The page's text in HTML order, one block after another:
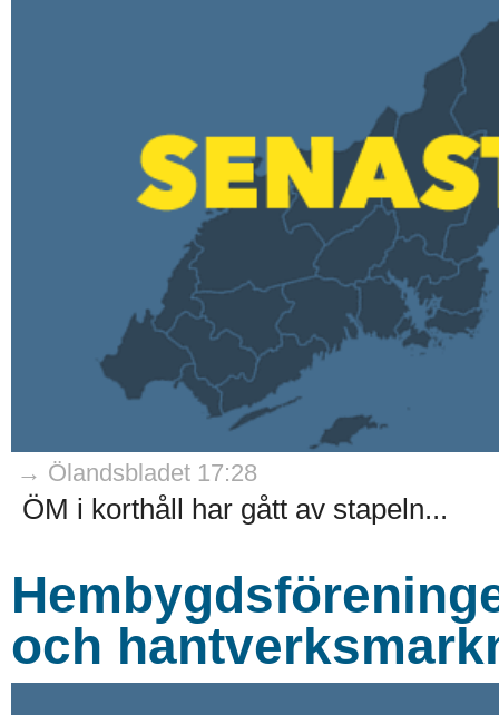
→ Ölandsbladet 17:28
ÖM i korthåll har gått av stapeln...
och